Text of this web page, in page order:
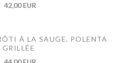
42,00 EUR
À LA SAUGE, POLENTA
GRILLÉE